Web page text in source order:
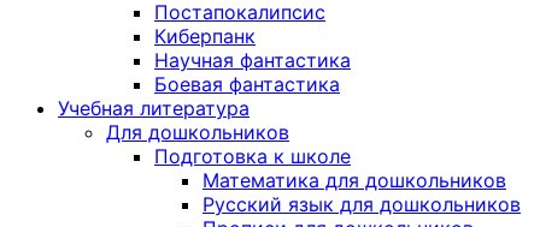
Постапокалипсис
Киберпанк
Научная фантастика
Боевая фантастика
Учебная литература
Для дошкольников
Подготовка к школе
Математика для дошкольников
Русский язык для дошкольников